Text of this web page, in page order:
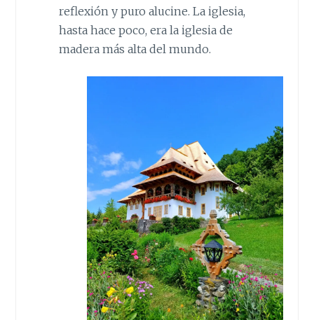
reflexión y puro alucine. La iglesia,
hasta hace poco, era la iglesia de
madera más alta del mundo.